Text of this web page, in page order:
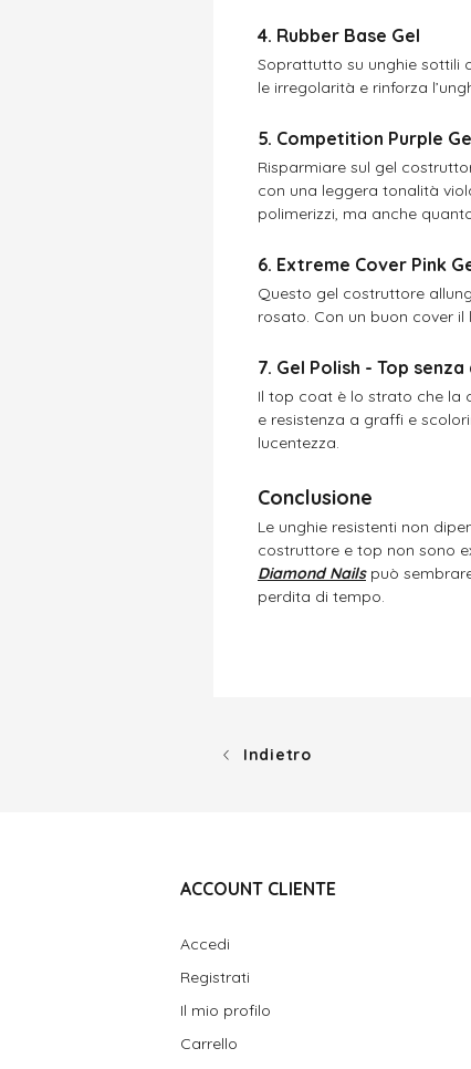
4. Rubber Base Gel
Soprattutto su unghie sottili
le irregolarità e rinforza
5. Competition Purple
Risparmiare sul gel
con una leggera tonalità
polimerizzi, ma anche
6. Extreme Cover Pink
Questo gel costruttore
rosato. Con un buon cover
7. Gel Polish - Top
Il top coat è lo strato che la
e resistenza a graffi e
lucentezza.
Conclusione
Le unghie resistenti non
costruttore e top non sono
Diamond Nails può
perdita di tempo.
Indietro
ACCOUNT CLIENTE
Accedi
Registrati
Il mio profilo
Carrello